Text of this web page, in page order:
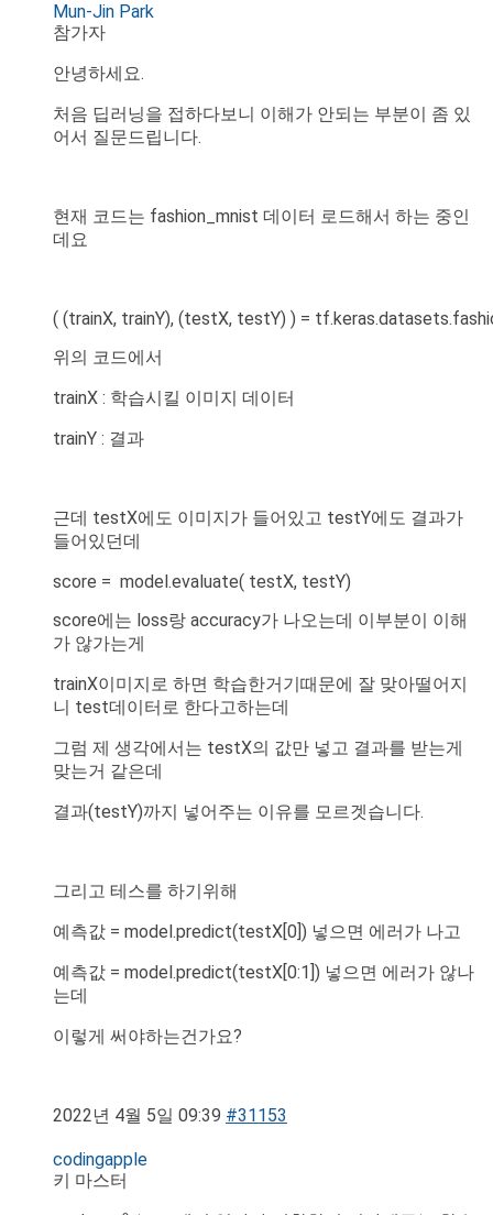
Mun-Jin Park
참가자
안녕하세요.
처음 딥러닝을 접하다보니 이해가 안되는 부분이 좀 있
어서 질문드립니다.
현재 코드는 fashion_mnist 데이터 로드해서 하는 중인
데요
( (trainX, trainY), (testX, testY) ) =
위의 코드에서
trainX : 학습시킬 이미지 데이터
trainY : 결과
근데 testX에도 이미지가 들어있고 testY에도 결과가
들어있던데
score = model.evaluate( testX, testY)
score에는 loss랑 accuracy가 나오는데 이부분이 이해
가 않가는게
trainX이미지로 하면 학습한거기때문에 잘 맞아떨어지
니 test데이터로 한다고하는데
그럼 제 생각에서는 testX의 값만 넣고 결과를 받는게
맞는거 같은데
결과(testY)까지 넣어주는 이유를 모르겟습니다.
그리고 테스를 하기위해
예측값 = model.predict(testX[0]) 넣으면 에러가 나고
예측값 = model.predict(testX[0:1]) 넣으면 에러가 않나
는데
이렇게 써야하는건가요?
2022년 4월 5일 09:39 #31153
codingapple
키 마스터